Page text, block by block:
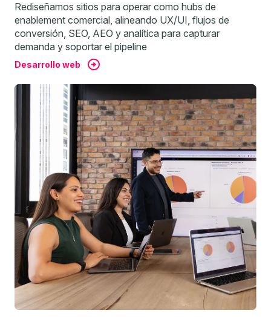
Rediseñamos sitios para operar como hubs de
enablement comercial, alineando UX/UI, flujos de
conversión, SEO, AEO y analítica para capturar
demanda y soportar el pipeline
Desarrollo web